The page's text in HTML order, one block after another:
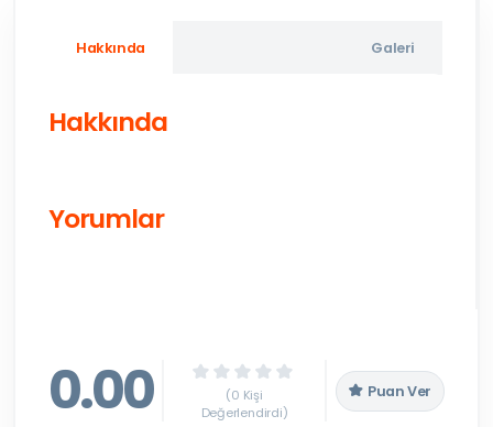
Hakkında Galeri
Hakkında
Yorumlar
0.00
(0 Kişi
Değerlendirdi)
Puan Ver